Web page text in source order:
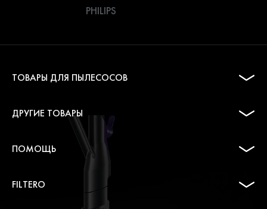
PHILIPS
ТОВАРЫ ДЛЯ ПЫЛЕСОСОВ
ДРУГИЕ ТОВАРЫ
ПОМОЩЬ
FILTERO